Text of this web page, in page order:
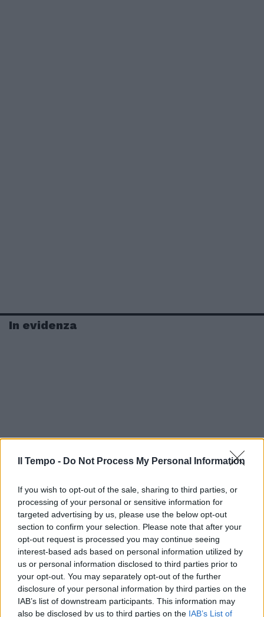
Il Tempo - Do Not Process My Personal Information
If you wish to opt-out of the sale, sharing to third parties, or
processing of your personal or sensitive information for
targeted advertising by us, please use the below opt-out
section to confirm your selection. Please note that after your
opt-out request is processed you may continue seeing
interest-based ads based on personal information utilized by
us or personal information disclosed to third parties prior to
your opt-out. You may separately opt-out of the further
disclosure of your personal information by third parties on the
IAB’s list of downstream participants. This information may
also be disclosed by us to third parties on the IAB’s List of
In evidenza